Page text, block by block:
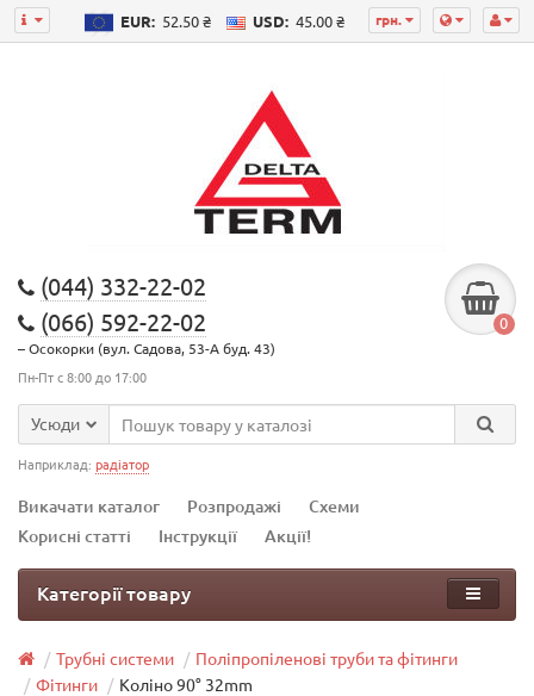
грн.
EUR: 52.50 ₴ USD: 45.00 ₴
(044) 332-22-02
(066) 592-22-02
– Осокорки (вул. Садова, 53-А буд. 43)
Пн-Пт с 8:00 до 17:00
0
Усюди
Наприклад: радіатор
Викачати каталог Розпродажі
Схеми
Корисні статті
Інструкції Акції!
Категорії товару
Трубні системи
Поліпропіленові труби та фітинги
Фітинги
Коліно 90° 32mm